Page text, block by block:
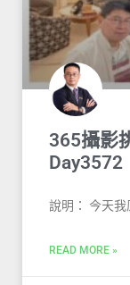
365攝影
Day3572
說明： 今天
READ MORE »